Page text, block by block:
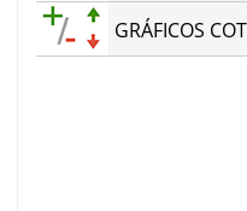
GRÁFICOS